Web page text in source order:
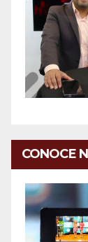
CONOCE